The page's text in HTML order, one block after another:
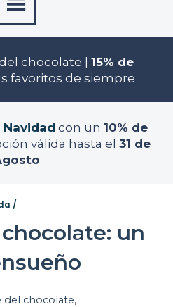
chocolate | 15% de
favoritos de siempre
con un 10% de
válida hasta el 31 de
/
un
del chocolate,